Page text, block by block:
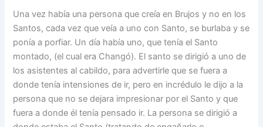
Una vez había una persona que creía en Brujos y no en los
Santos, cada vez que veía a uno con Santo, se burlaba y se
ponía a porfiar. Un día había uno, que tenía el Santo
montado, (el cual era Changó). El santo se dirigió a uno de
los asistentes al cabildo, para advertirle que se fuera a
donde tenía intensiones de ir, pero en incrédulo le dijo a la
persona que no se dejara impresionar por el Santo y que
fuera a donde él tenía pensado ir. La persona se dirigió a